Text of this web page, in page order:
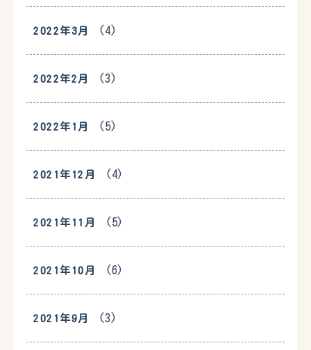
2022年3月 (4)
2022年2月 (3)
2022年1月 (5)
2021年12月 (4)
2021年11月 (5)
2021年10月 (6)
2021年9月 (3)